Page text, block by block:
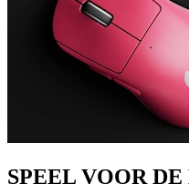
SPEEL VOOR